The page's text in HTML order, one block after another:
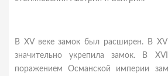
В XV веке замок был расширен. В
значительно укрепила замок. В
поражением Османской империи